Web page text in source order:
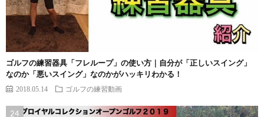
ゴルフの練習器具「フレループ」の使い方｜自分が「正しいスイング」
なのか「悪いスイング」なのかがハッキリわかる！
2018.05.14 ゴルフの練習動画